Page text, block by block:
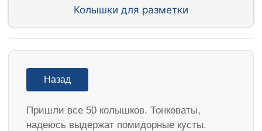
Колышки для разметки
Назад
Пришли все 50 колышков. Тонковаты,
надеюсь выдержат помидорные кусты.